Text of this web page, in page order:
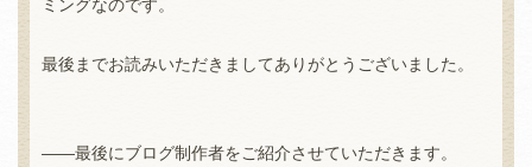
ミングなのです。
最後までお読みいただきましてありがとうございました。
――最後にブログ制作者をご紹介させていただきます。